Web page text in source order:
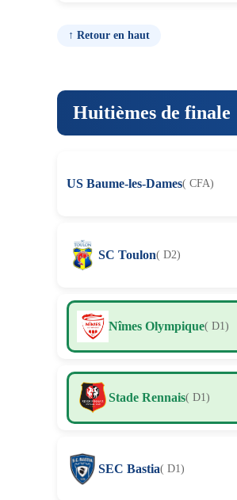
↑ Retour en haut
Huitièmes de finale
US Baume-les-Dames( CFA)
SC Toulon( D2)
Nîmes Olympique( D1)
Stade Rennais( D1)
SEC Bastia( D1)